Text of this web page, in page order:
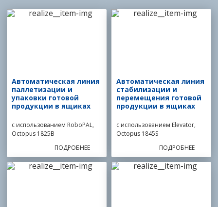
Автоматическая линия
паллетизации и
упаковки готовой
продукции в ящиках
с использованием RoboPAL,
Octopus 1825B
ПОДРОБНЕЕ
Автоматическая линия
стабилизации и
перемещения готовой
продукции в ящиках
с использованием Elevator,
Octopus 1845S
ПОДРОБНЕЕ